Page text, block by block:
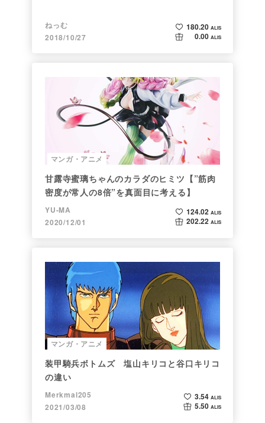
ねっむ
2018/10/27
180.20 ALIS
0.00 ALIS
マンガ・アニメ
甘露寺蜜璃ちゃんのカラダのヒミツ【”筋肉
密度が常人の8倍”を真面目に考える】
YU-MA
2020/12/01
124.02 ALIS
202.22 ALIS
マンガ・アニメ
装甲騎兵ボトムズ 塩山キリコと谷口キリコ
の違い
Merkmal205
2021/03/08
3.54 ALIS
5.50 ALIS